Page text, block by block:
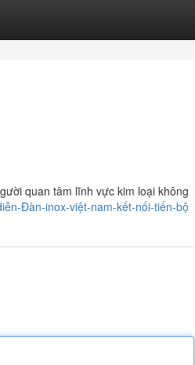
quan tâm lĩnh vực kim loại không
Đàn-inox-việt-nam-kết-nối-tiến-bộ